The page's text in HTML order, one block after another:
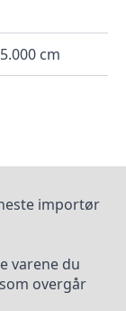
cm
importør
varene du
overgår